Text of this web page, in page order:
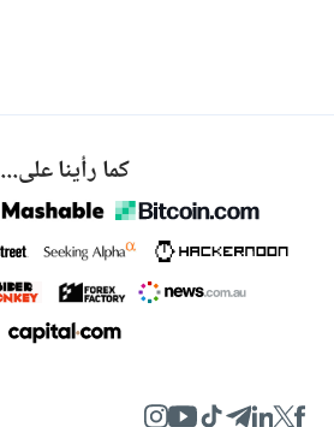
كما رأينا على...